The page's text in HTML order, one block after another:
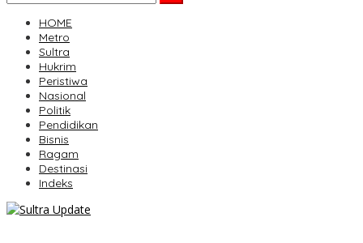
HOME
Metro
Sultra
Hukrim
Peristiwa
Nasional
Politik
Pendidikan
Bisnis
Ragam
Destinasi
Indeks